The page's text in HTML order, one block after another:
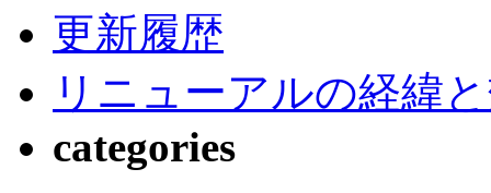
更新履歴
リニューアルの経緯
categories